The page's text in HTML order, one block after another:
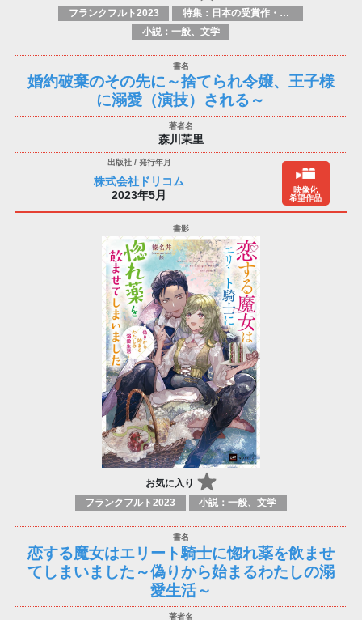
フランクフルト2023
特集：日本の受賞作・ノミネート作品特集
小説：一般、文学
婚約破棄のその先に～捨てられ令嬢、王子様
に溺愛（演技）される～
森川茉里
株式会社ドリコム
2023年5月
映像化
希望作品
お気に入り
フランクフルト2023 小説：一般、文学
恋する魔女はエリート騎士に惚れ薬を飲ませ
てしまいました～偽りから始まるわたしの溺
愛生活～